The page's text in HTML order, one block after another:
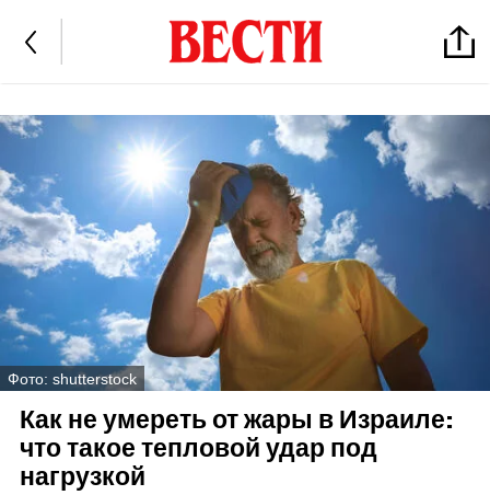
Фото: shutterstock
Как не умереть от жары в Израиле:
что такое тепловой удар под
нагрузкой